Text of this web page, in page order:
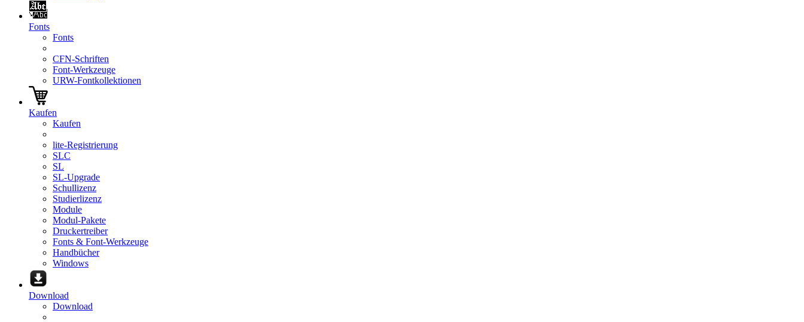
Fonts
Fonts
CFN-Schriften
Font-Werkzeuge
URW-Fontkollektionen
Kaufen
Kaufen
lite-Registrierung
SLC
SL
SL-Upgrade
Schullizenz
Studierlizenz
Module
Modul-Pakete
Druckertreiber
Fonts & Font-Werkzeuge
Handbücher
Windows
Download
Download